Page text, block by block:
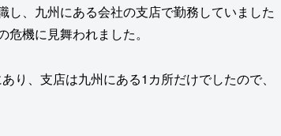
、九州にある会社の支店で勤務していました
機に見舞われました。
り、支店は九州にある1カ所だけでしたので、